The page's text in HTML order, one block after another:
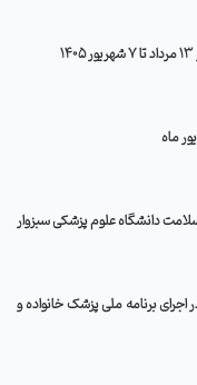
ماه
دانشگاه علوم پزشکی سبزوار
برنامه ملی پزشک خانواده و